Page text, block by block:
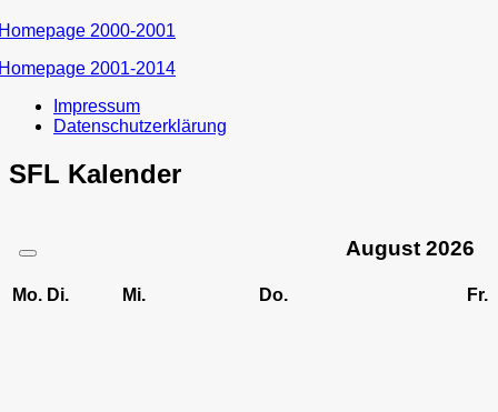
2000-2001
2001-2014
Impressum
Datenschutzerklärung
SFL Kalender
August 2026
Mo. Di. Mi. Do. Fr.